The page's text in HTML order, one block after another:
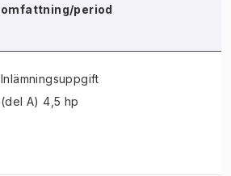
omfattning/period
Inlämningsuppgift
(del A) 4,5 hp